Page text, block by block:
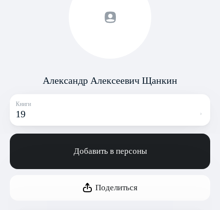
Александр Алексеевич Щанкин
Книги
19
Добавить в персоны
Поделиться